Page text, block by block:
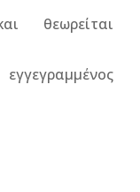
θεωρείται